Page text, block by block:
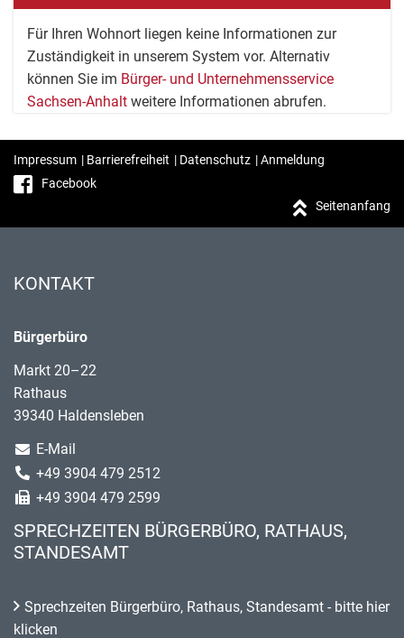
Für Ihren Wohnort liegen keine Informationen zur
Zuständigkeit in unserem System vor. Alternativ
können Sie im Bürger- und Unternehmensservice
Sachsen-Anhalt weitere Informationen abrufen.
Impressum | Barrierefreiheit | Datenschutz |Anmeldung
Facebook
Seitenanfang
KONTAKT
Bürgerbüro
Markt 20–22
Rathaus
39340 Haldensleben
E-Mail
+49 3904 479 2512
+49 3904 479 2599
SPRECHZEITEN BÜRGERBÜRO, RATHAUS,
STANDESAMT
Sprechzeiten Bürgerbüro, Rathaus, Standesamt - bitte hier
klicken